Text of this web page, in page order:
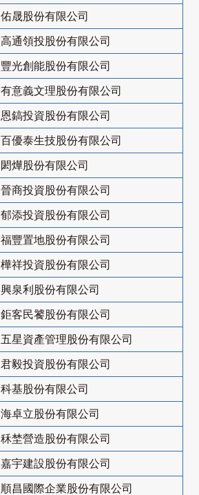
佑晟股份有限公司
高通領投股份有限公司
豐光創能股份有限公司
有意義文理股份有限公司
恩鎬投資股份有限公司
百優泰生技股份有限公司
閎燁股份有限公司
晉商投資股份有限公司
郁添投資股份有限公司
福豐置地股份有限公司
樺祥投資股份有限公司
興泉利股份有限公司
鉅客民饕股份有限公司
五星資產管理股份有限公司
君毅投資股份有限公司
科基股份有限公司
海卓立股份有限公司
秝埜營造股份有限公司
嘉宇建設股份有限公司
順昌國際企業股份有限公司